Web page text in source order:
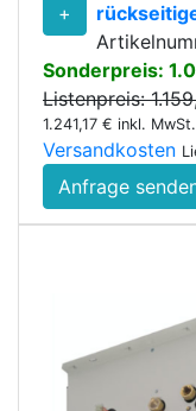
+
Sonderpreis:
Listenpreis:
1.241,17 € inkl. MwSt.
Versandkosten
Anfrage